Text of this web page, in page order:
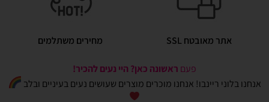
אתר מאובטח SSL מחירים משתלמים
פעם ראשונה כאן? היי נעים להכיר!
אנחנו בלוני ריינבו! אנחנו מוכרים מוצרים שעושים נעים בעיניים ובלב